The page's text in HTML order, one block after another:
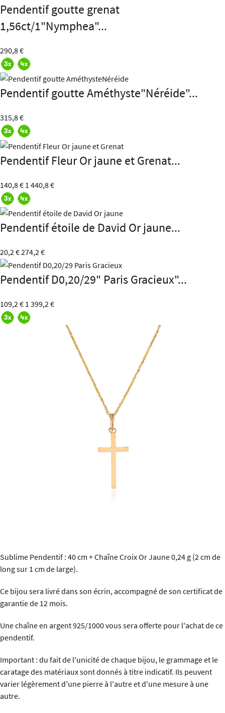
Pendentif goutte grenat
1,56ct/1"Nymphea"...
290,8 €
Pendentif goutte Améthyste"Néréide"...
315,8 €
Pendentif Fleur Or jaune et Grenat...
140,8 € 1 440,8 €
Pendentif étoile de David Or jaune...
20,2 €274,2 €
Pendentif D0,20/29" Paris Gracieux"...
109,2 € 1 399,2 €
Sublime Pendentif : 40 cm + Chaîne Croix Or Jaune 0,24 g (2 cm de
long sur 1 cm de large).
Ce bijou sera livré dans son écrin, accompagné de son certificat de
garantie de 12 mois.
Une chaîne en argent 925/1000 vous sera offerte pour l'achat de ce
pendentif.
Important : du fait de l'unicité de chaque bijou, le grammage et le
caratage des matériaux sont donnés à titre indicatif. Ils peuvent
varier légèrement d'une pierre à l'autre et d'une mesure à une
autre.